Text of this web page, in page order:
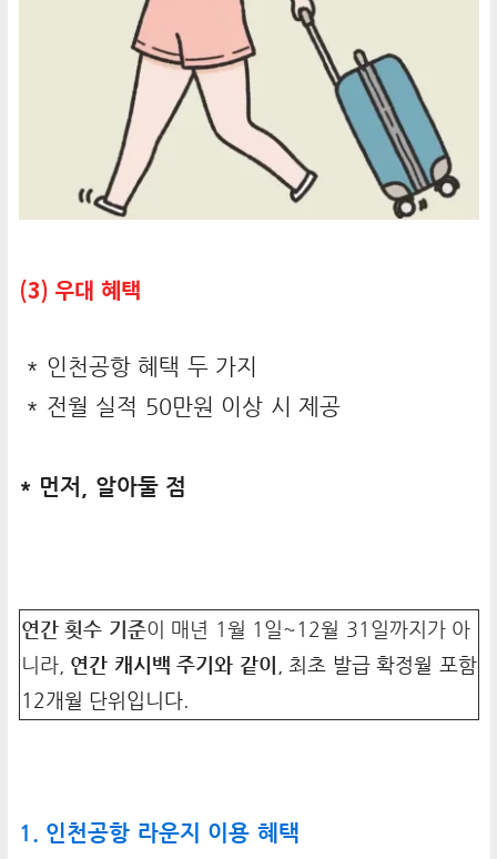
(3) 우대 혜택
* 인천공항 혜택 두 가지
* 전월 실적 50만원 이상 시 제공
* 먼저, 알아둘 점
연간 횟수 기준이 매년 1월 1일~12월 31일까지가 아
니라, 연간 캐시백 주기와 같이
, 최초 발급 확정월 포함
12개월 단위입니다.
1. 인천공항 라운지 이용 혜택